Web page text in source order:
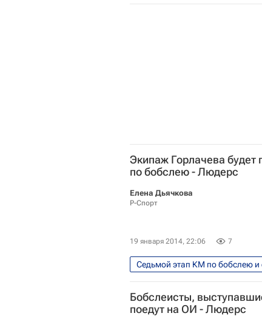
Бобслей - Сочи 2014
Экипаж Горлачева будет
по бобслею - Людерс
Елена Дьячкова
Р-Спорт
19 января 2014, 22:06 7
Седьмой этап КМ по бобслею и
Пьер Людерс
Сборная
Бобслеисты,
поедут на ОИ - Людерс